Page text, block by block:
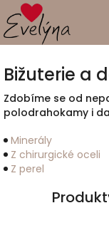
Přejít
na
obsah
Bižuterie a
Zdobíme se od
polodrahokamy i
Minerály
Z chirurgické oceli
Z perel